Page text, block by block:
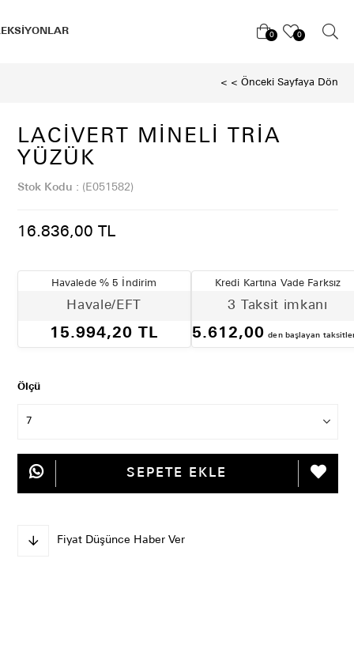
0 0
< < Önceki Sayfaya Dön
LACIVERT MINELI TRIA
YÜZÜK
Stok Kodu (E051582)
16.836,00 TL
Havalede % 5 İndirim
Havale/EFT
15.994,20 TL
Kredi Kartına Vade Farksız
3 Taksit imkanı
5.612,00 den başlayan
Ölçü
Fiyat Düşünce Haber Ver